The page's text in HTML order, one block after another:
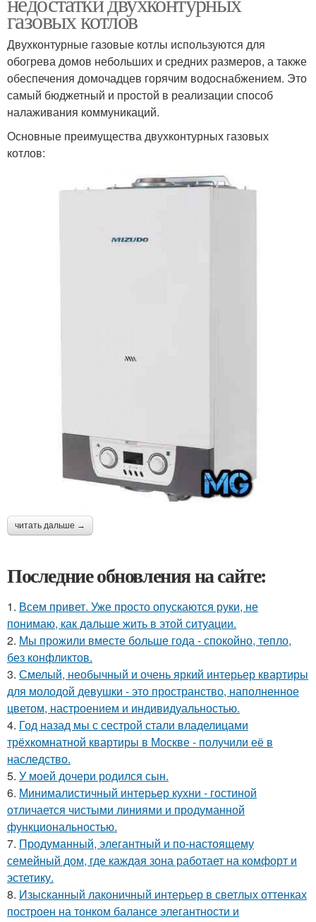
газовых котлов
Двухконтурные газовые котлы используются для
обогрева домов небольших и средних размеров, а также
обеспечения домочадцев горячим водоснабжением. Это
самый бюджетный и простой в реализации способ
налаживания коммуникаций.
Основные преимущества двухконтурных газовых
котлов:
читать дальше →
Последние обновления на сайте:
1. Всем привет. Уже просто опускаются руки, не
понимаю, как дальше жить в этой ситуации.
2. Мы прожили вместе больше года - спокойно, тепло,
без конфликтов.
3. Смелый, необычный и очень яркий интерьер квартиры
для молодой девушки - это пространство, наполненное
цветом, настроением и индивидуальностью.
4. Год назад мы с сестрой стали владелицами
трёхкомнатной квартиры в Москве - получили её в
наследство.
5. У моей дочери родился сын.
6. Минималистичный интерьер кухни - гостиной
отличается чистыми линиями и продуманной
функциональностью.
7. Продуманный, элегантный и по-настоящему
семейный дом, где каждая зона работает на комфорт и
эстетику.
8. Изысканный лаконичный интерьер в светлых оттенках
построен на тонком балансе элегантности и